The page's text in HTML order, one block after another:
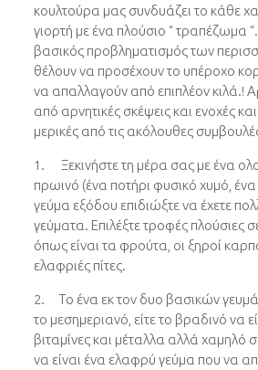
κουλτούρα μας συνδυάζει το κάθε
γιορτή με ένα πλούσιο “ τραπέζωμα
βασικός προβληματισμός των
θέλουν να προσέχουν το υπέροχο
να απαλλαγούν από επιπλέον κιλά.!
από αρνητικές σκέψεις και ενοχές
μερικές από τις ακόλουθες
1. Ξεκινήστε τη μέρα σας με ένα
πρωινό (ένα ποτήρι φυσικό χυμό, ένα
γεύμα εξόδου επιδιώξτε να έχετε
γεύματα. Επιλέξτε τροφές πλούσιες
όπως είναι τα φρούτα, οι ξηροί
ελαφριές πίτες.
2. Το ένα εκ τον δυο βασικών
το μεσημεριανό, είτε το βραδινό να
βιταμίνες και μέταλλα αλλά χαμηλό
να είναι ένα ελαφρύ γεύμα που να